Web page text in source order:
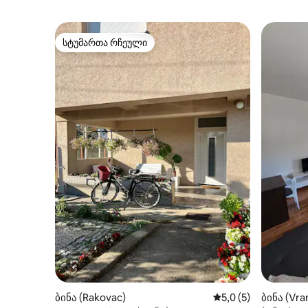
სტუმართა რჩეული
სტუმართა რჩეული
ბინა (Rakovac) საშუალო
5,0 (5)
ბინა